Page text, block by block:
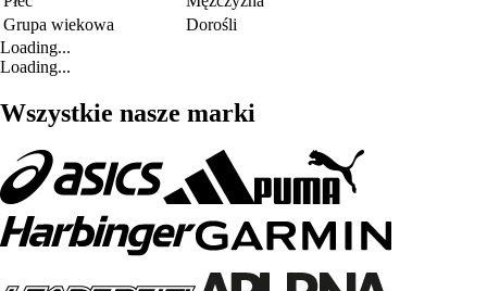
Grupa wiekowa
Dorośli
Loading...
Loading...
Wszystkie nasze marki